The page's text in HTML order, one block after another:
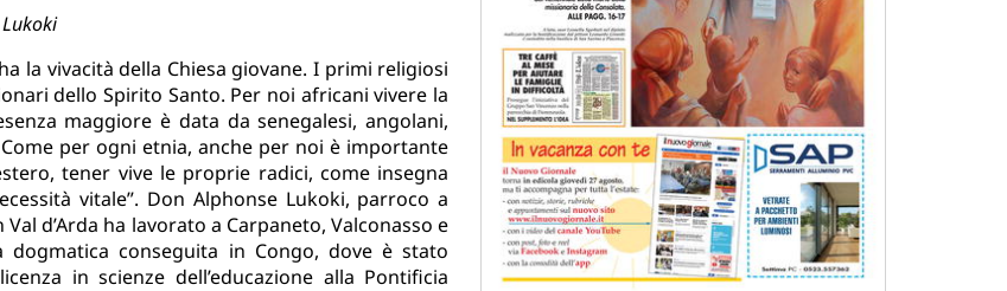
la vivacità della Chiesa giovane. I primi religiosi
dello Spirito Santo. Per noi africani vivere la
maggiore è data da senegalesi, angolani,
per ogni etnia, anche per noi è importante
tener vive le proprie radici, come insegna
vitale”. Don Alphonse Lukoki, parroco a
d’Arda ha lavorato a Carpaneto, Valconasso e
conseguita in Congo, dove è stato
in scienze dell’educazione alla Pontificia